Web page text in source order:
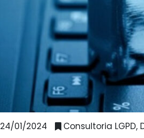
24/01/2024 Consultoria LGPD,